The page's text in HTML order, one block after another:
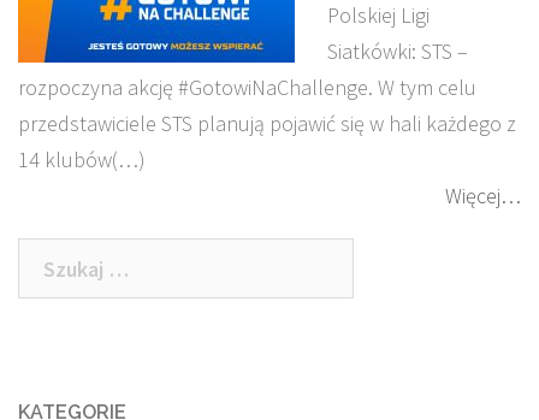
Polskiej Ligi
Siatkówki: STS –
rozpoczyna akcję #GotowiNaChallenge. W tym celu
przedstawiciele STS planują pojawić się w hali każdego z
14 klubów(…)
Więcej…
Szukaj:
KATEGORIE